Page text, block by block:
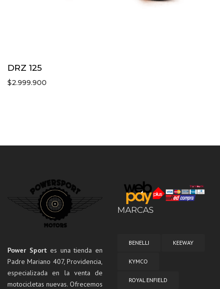
DRZ 125
$2.999.900
Power Sport es una tienda en
Padre Mariano 407, Providencia,
especializada en la venta de
motocicletas nuevas. Ofrecemos
MARCAS
BENELLI KEEWAY
KYMCO
ROYAL ENFIELD